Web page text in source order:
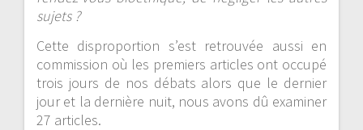
sujets ?
Cette disproportion s’est retrouvée aussi en
commission où les premiers articles ont occupé
trois jours de nos débats alors que le dernier
jour et la dernière nuit, nous avons dû examiner
27 articles.